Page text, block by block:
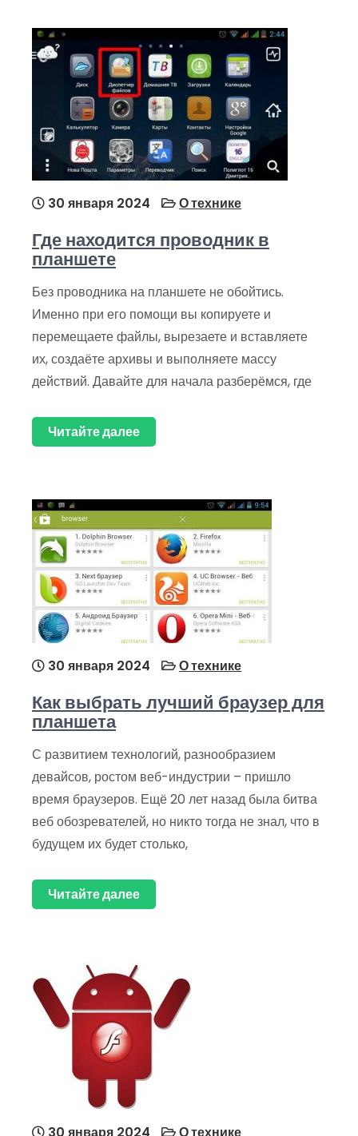
30 января 2024 О технике
Где находится проводник в
планшете
Без проводника на планшете не обойтись.
Именно при его помощи вы копируете и
перемещаете файлы, вырезаете и вставляете
их, создаёте архивы и выполняете массу
действий. Давайте для начала разберёмся, где
Читайте далее
30 января 2024 О технике
Как выбрать лучший браузер для
планшета
С развитием технологий, разнообразием
девайсов, ростом веб-индустрии – пришло
время браузеров. Ещё 20 лет назад была битва
веб обозревателей, но никто тогда не знал, что в
будущем их будет столько,
Читайте далее
30 января 2024 О технике